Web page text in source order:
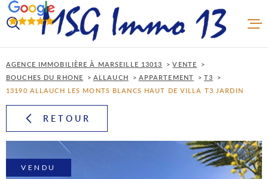
Aller
Aller
recherche
Aller
au
menu
principal
Aller
au
contenu
AGENCE IMMOBILIÈRE À MARSEILLE 13013
VENTE
BOUCHES DU RHONE
ALLAUCH APPARTEMENT
T3
13190 ALLAUCH LES MONTS BLANCS HAUT DE VILLA T3 JARDIN
RETOUR
VENDU
RECHERCHE
TYPE DE BIEN